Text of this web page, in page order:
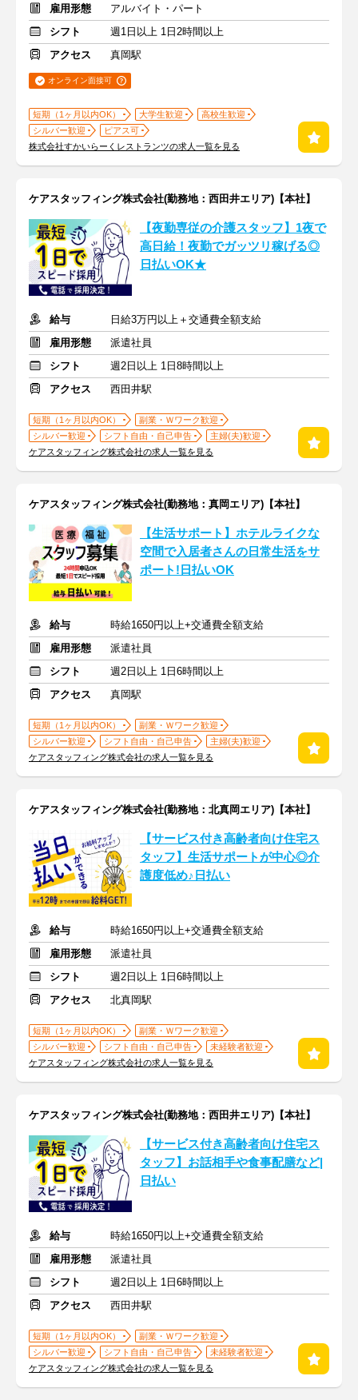
雇用形態
アルバイト・パート
シフト
週1日以上 1日2時間以上
アクセス
真岡駅
オンライン面接可
短期（1ヶ月以内OK） 大学生歓迎
高校生歓迎
シルバー歓迎
ピアス可
株式会社すかいらーくレストランツの求人一覧を見る
ケアスタッフィング株式会社(勤務地：西田井エリア)【本社】
【夜勤専従の介護スタッフ】1夜で
高日給！夜勤でガッツリ稼げる◎
日払いOK★
給与
日給3万円以上＋交通費全額支給
雇用形態
派遣社員
シフト
週2日以上 1日8時間以上
アクセス
西田井駅
短期（1ヶ月以内OK）
副業・Ｗワーク歓迎
シルバー歓迎
シフト自由・自己申告
主婦(夫)歓迎
ケアスタッフィング株式会社の求人一覧を見る
ケアスタッフィング株式会社(勤務地：真岡エリア)【本社】
【生活サポート】ホテルライクな
空間で入居者さんの日常生活をサ
ポート!日払いOK
給与
時給1650円以上+交通費全額支給
雇用形態
派遣社員
シフト
週2日以上 1日6時間以上
アクセス
真岡駅
短期（1ヶ月以内OK）
副業・Ｗワーク歓迎
シルバー歓迎
シフト自由・自己申告
主婦(夫)歓迎
ケアスタッフィング株式会社の求人一覧を見る
ケアスタッフィング株式会社(勤務地：北真岡エリア)【本社】
【サービス付き高齢者向け住宅ス
タッフ】生活サポートが中心◎介
護度低め♪日払い
給与
時給1650円以上+交通費全額支給
雇用形態
派遣社員
シフト
週2日以上 1日6時間以上
アクセス
北真岡駅
短期（1ヶ月以内OK）
副業・Ｗワーク歓迎
シルバー歓迎
シフト自由・自己申告
未経験者歓迎
ケアスタッフィング株式会社の求人一覧を見る
ケアスタッフィング株式会社(勤務地：西田井エリア)【本社】
【サービス付き高齢者向け住宅ス
タッフ】お話相手や食事配膳など|
日払い
給与
時給1650円以上+交通費全額支給
雇用形態
派遣社員
シフト
週2日以上 1日6時間以上
アクセス
西田井駅
短期（1ヶ月以内OK）
副業・Ｗワーク歓迎
シルバー歓迎
シフト自由・自己申告
未経験者歓迎
ケアスタッフィング株式会社の求人一覧を見る